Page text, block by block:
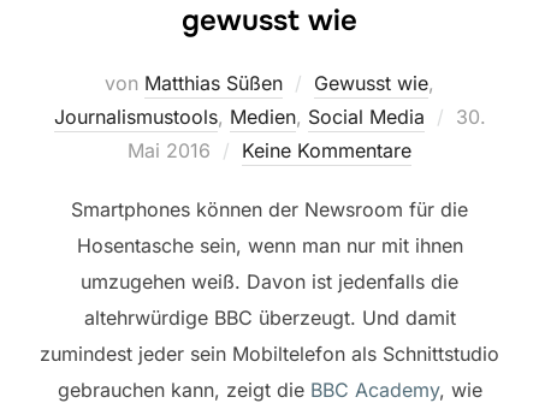
gewusst wie
von Matthias Süßen Gewusst wie,
Journalismustools, Medien, Social Media
30.
Mai 2016
Keine Kommentare
Smartphones können der Newsroom für die
Hosentasche sein, wenn man nur mit ihnen
umzugehen weiß. Davon ist jedenfalls die
altehrwürdige BBC überzeugt. Und damit
zumindest jeder sein Mobiltelefon als Schnittstudio
gebrauchen kann, zeigt die BBC Academy, wie